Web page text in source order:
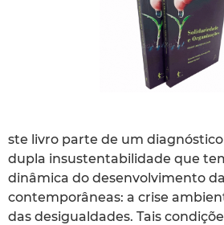
ste livro parte de um
dupla insustentabilidade que
dinâmica do desenvolvimento
contemporâneas: a crise
das desigualdades. Tais